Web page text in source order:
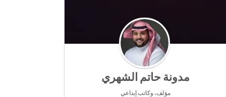
مدونة حاتم الشهري
مؤلف، وكاتب إبداعي